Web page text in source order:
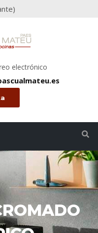
electrónico